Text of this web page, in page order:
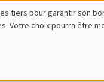
Jeu
tiers pour garantir son
Votre choix pourra être